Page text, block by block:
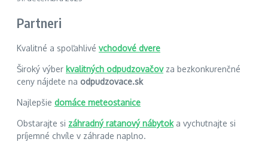
Partneri
Kvalitné a spoľahlivé vchodové dvere
Široký výber kvalitných odpudzovačovza bezkonkurenčné
ceny nájdete na odpudzovace.sk
Najlepšie domáce meteostanice
Obstarajte si záhradný ratanový nábytoka vychutnajte si
príjemné chvíle v záhrade naplno.